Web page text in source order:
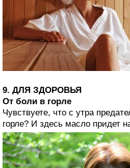
9. ДЛЯ ЗДОРОВЬЯ
От боли в горле
Чувствуете, что с утра
горле? И здесь масло придет